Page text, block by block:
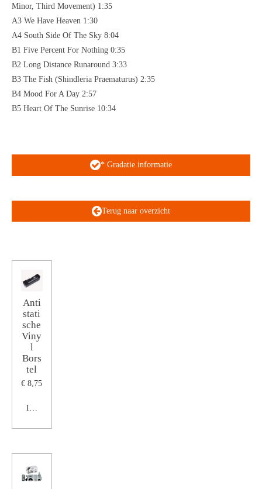
Minor, Third Movement) 1:35
A3 We Have Heaven 1:30
A4 South Side Of The Sky 8:04
B1 Five Percent For Nothing 0:35
B2 Long Distance Runaround 3:33
B3 The Fish (Shindleria Praematurus) 2:35
B4 Mood For A Day 2:57
B5 Heart Of The Sunrise 10:34
* Gradatie informatie
Terug naar overzicht
Anti
stati
sche
Viny
l
Bors
tel
€ 8,75
In winkelwagen